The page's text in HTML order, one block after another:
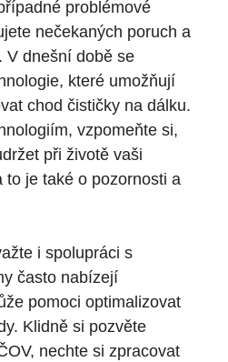
problémové
nečekaných poruch a
V dnešní době se
které umožňují
chod čističky na dálku.
vzpomeňte si,
při životě vaši
to je také o pozornosti a
i spolupráci s
často nabízejí
pomoci optimalizovat
Klidně si pozvěte
nechte si zpracovat